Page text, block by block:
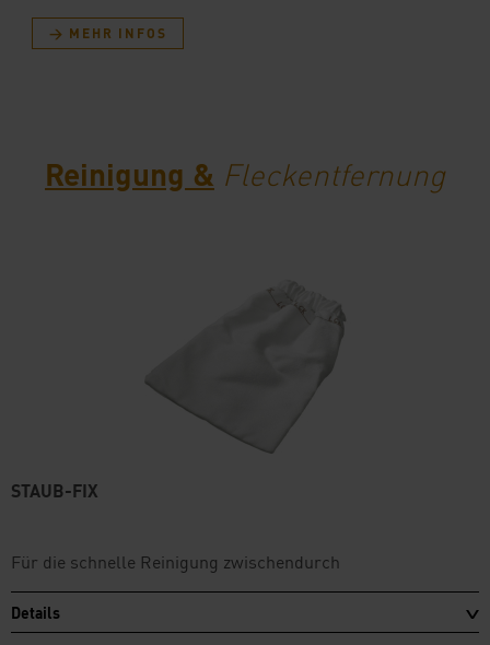
→ MEHR INFOS
Reinigung & Fleckentfernung
STAUB-FIX
Für die schnelle Reinigung zwischendurch
Details